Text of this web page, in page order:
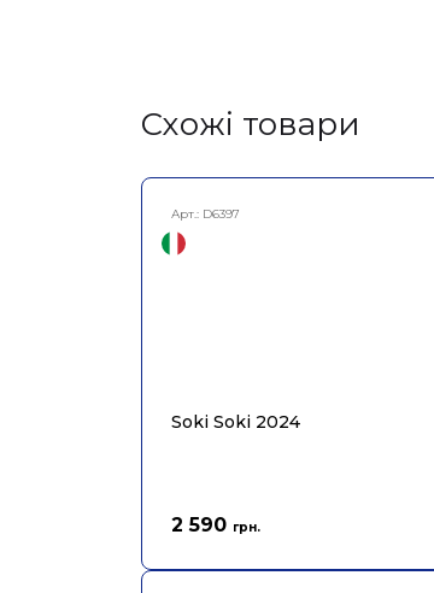
Cхожі товари
Арт.: D6397
Soki Soki 2024
2 590 грн.